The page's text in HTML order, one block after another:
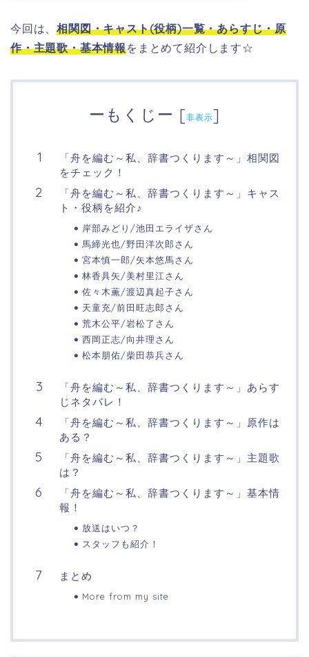
今回は、相関図・キャスト(役柄)一覧・あらすじ・原
作・主題歌・基本情報をまとめて紹介します☆
ーもくじー [非表示]
「舟を編む～私、辞書つくります～」相関図
をチェック！
「舟を編む～私、辞書つくります～」キャス
ト・役柄を紹介♪
岸部みどり/池田エライザさん
馬締光也/野田洋次郎さん
宮本慎一郎/矢本悠馬さん
林香具矢/美村里江さん
佐々木薫/渡辺真起子さん
天童充/前田旺志郎さん
荒木公平/岩松了さん
西岡正志/向井理さん
松本朋佑/柴田恭兵さん
「舟を編む～私、辞書つくります～」あらす
じネタバレ！
「舟を編む～私、辞書つくります～」原作は
ある？
「舟を編む～私、辞書つくります～」主題歌
は？
「舟を編む～私、辞書つくります～」基本情
報！
放送はいつ？
スタッフも紹介！
まとめ
More from my site